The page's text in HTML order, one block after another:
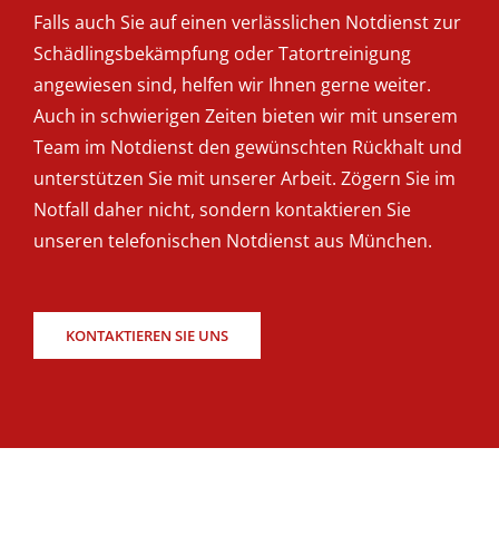
Falls auch Sie auf einen verlässlichen Notdienst zur
Schädlingsbekämpfung oder Tatortreinigung
angewiesen sind, helfen wir Ihnen gerne weiter.
Auch in schwierigen Zeiten bieten wir mit unserem
Team im Notdienst den gewünschten Rückhalt und
unterstützen Sie mit unserer Arbeit. Zögern Sie im
Notfall daher nicht, sondern kontaktieren Sie
unseren telefonischen Notdienst aus München.
KONTAKTIEREN SIE UNS